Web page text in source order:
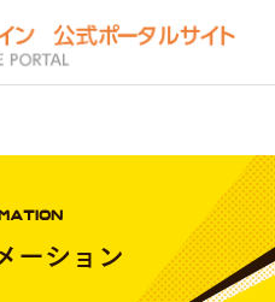
ーション